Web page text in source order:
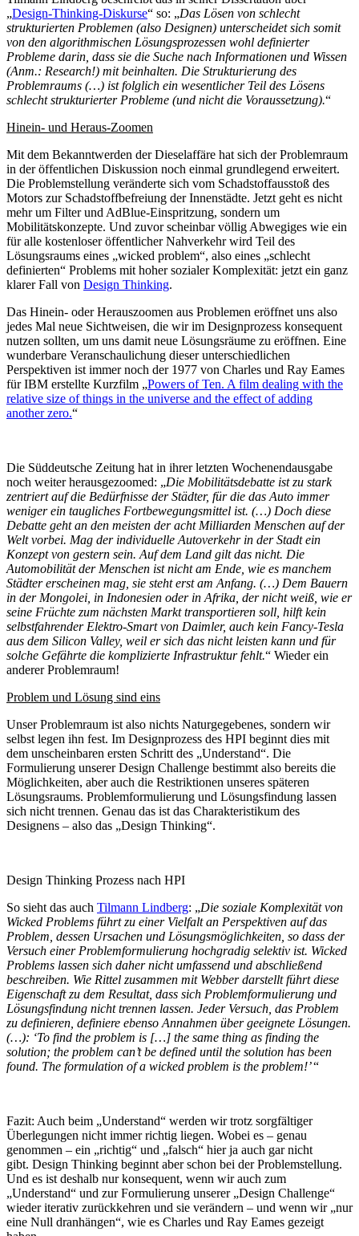
„Design-Thinking-Diskurse“ so: „Das Lösen von schlecht
strukturierten Problemen (also Designen) unterscheidet sich somit
von den algorithmischen Lösungsprozessen wohl definierter
Probleme darin, dass sie die Suche nach Informationen und Wissen
(Anm.: Research!) mit beinhalten. Die Strukturierung des
Problemraums (…) ist folglich ein wesentlicher Teil des Lösens
schlecht strukturierter Probleme (und nicht die Voraussetzung).“
Hinein- und Heraus-Zoomen
Mit dem Bekanntwerden der Dieselaffäre hat sich der Problemraum
in der öffentlichen Diskussion noch einmal grundlegend erweitert.
Die Problemstellung veränderte sich vom Schadstoffausstoß des
Motors zur Schadstoffbefreiung der Innenstädte. Jetzt geht es nicht
mehr um Filter und AdBlue-Einspritzung, sondern um
Mobilitätskonzepte. Und zuvor scheinbar völlig Abwegiges wie ein
für alle kostenloser öffentlicher Nahverkehr wird Teil des
Lösungsraums eines „wicked problem“, also eines „schlecht
definierten“ Problems mit hoher sozialer Komplexität: jetzt ein ganz
klarer Fall von Design Thinking.
Das Hinein- oder Herauszoomen aus Problemen eröffnet uns also
jedes Mal neue Sichtweisen, die wir im Designprozess konsequent
nutzen sollten, um uns damit neue Lösungsräume zu eröffnen. Eine
wunderbare Veranschaulichung dieser unterschiedlichen
Perspektiven ist immer noch der 1977 von Charles und Ray Eames
für IBM erstellte Kurzfilm „Powers of Ten. A film dealing with the
relative size of things in the universe and the effect of adding
another zero.“
Die Süddeutsche Zeitung hat in ihrer letzten Wochenendausgabe
noch weiter herausgezoomed: „Die Mobilitätsdebatte ist zu stark
zentriert auf die Bedürfnisse der Städter, für die das Auto immer
weniger ein taugliches Fortbewegungsmittel ist. (…) Doch diese
Debatte geht an den meisten der acht Milliarden Menschen auf der
Welt vorbei. Mag der individuelle Autoverkehr in der Stadt ein
Konzept von gestern sein. Auf dem Land gilt das nicht. Die
Automobilität der Menschen ist nicht am Ende, wie es manchem
Städter erscheinen mag, sie steht erst am Anfang. (…) Dem Bauern
in der Mongolei, in Indonesien oder in Afrika, der nicht weiß, wie er
seine Früchte zum nächsten Markt transportieren soll, hilft kein
selbstfahrender Elektro-Smart von Daimler, auch kein Fancy-Tesla
aus dem Silicon Valley, weil er sich das nicht leisten kann und für
solche Gefährte die komplizierte Infrastruktur fehlt.“ Wieder ein
anderer Problemraum!
Problem und Lösung sind eins
Unser Problemraum ist also nichts Naturgegebenes, sondern wir
selbst legen ihn fest. Im Designprozess des HPI beginnt dies mit
dem unscheinbaren ersten Schritt des „Understand“. Die
Formulierung unserer Design Challenge bestimmt also bereits die
Möglichkeiten, aber auch die Restriktionen unseres späteren
Lösungsraums. Problemformulierung und Lösungsfindung lassen
sich nicht trennen. Genau das ist das Charakteristikum des
Designens – also das „Design Thinking“.
Design Thinking Prozess nach HPI
So sieht das auch Tilmann Lindberg: „Die soziale Komplexität von
Wicked Problems führt zu einer Vielfalt an Perspektiven auf das
Problem, dessen Ursachen und Lösungsmöglichkeiten, so dass der
Versuch einer Problemformulierung hochgradig selektiv ist. Wicked
Problems lassen sich daher nicht umfassend und abschließend
beschreiben. Wie Rittel zusammen mit Webber darstellt führt diese
Eigenschaft zu dem Resultat, dass sich Problemformulierung und
Lösungsfindung nicht trennen lassen. Jeder Versuch, das Problem
zu definieren, definiere ebenso Annahmen über geeignete Lösungen.
(…): ‘To find the problem is […] the same thing as finding the
solution; the problem can’t be defined until the solution has been
found. The formulation of a wicked problem is the problem!’“
Fazit: Auch beim „Understand“ werden wir trotz sorgfältiger
Überlegungen nicht immer richtig liegen. Wobei es – genau
genommen – ein „richtig“ und „falsch“ hier ja auch gar nicht
gibt. Design Thinking beginnt aber schon bei der Problemstellung.
Und es ist deshalb nur konsequent, wenn wir auch zum
„Understand“ und zur Formulierung unserer „Design Challenge“
wieder iterativ zurückkehren und sie verändern – und wenn wir „nur
eine Null dranhängen“, wie es Charles und Ray Eames gezeigt